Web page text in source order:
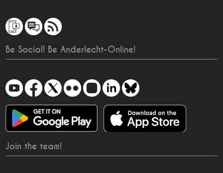
Be Social! Be Anderlecht-Online!
Join the team!